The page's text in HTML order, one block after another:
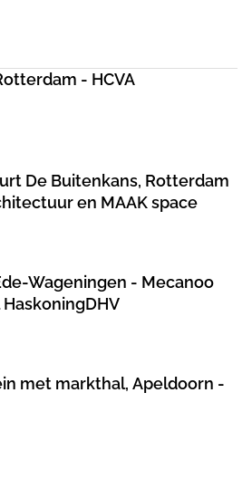
- HCVA
De Buitenkans, Rotterdam
en MAAK space
Wageningen - Mecanoo
met markthal, Apeldoorn -